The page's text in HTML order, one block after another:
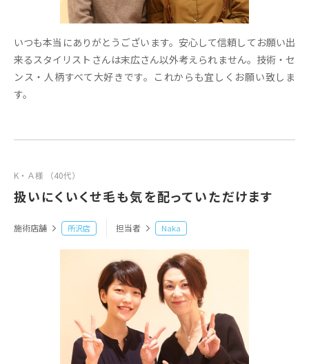
いつも本当にありがとうございます。安心して信頼してお願い出
来るスタイリストさんは末広さん以外考えられません。技術・セ
ンス・人柄すべて大好きです。これからも宜しくお願い致しま
す。
K・Ａ様 （40代）
扱いにくいくせ毛も気を配っていただけます
施術店舗 所沢店 担当者 Naka